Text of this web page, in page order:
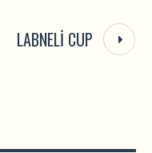
LABNELI CUP